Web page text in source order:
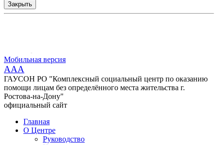
Закрыть
Мобильная версия
AAA
ГАУСОН РО "Комплексный социальный центр по оказанию
помощи лицам без определённого места жительства г.
Ростова-на-Дону"
официальный сайт
Главная
О Центре
Руководство